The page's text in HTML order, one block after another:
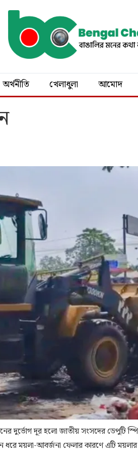
অর্থনীতি খেলাধুলা আমোদ
দুর্ভোগ দূর হলো জাতীয় সংসদের ডেপুটি
ধরে ময়লা-আবর্জনা ফেলার কারণে এটি